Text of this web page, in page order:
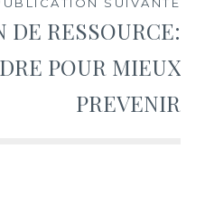
DE RESSOURCE:
POUR MIEUX
PREVENIR